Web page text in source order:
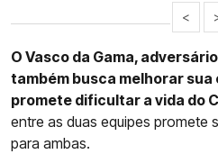
<
O Vasco da Gama,
também busca melhorar
promete dificultar a vida do
entre as duas equipes promete
para ambas.